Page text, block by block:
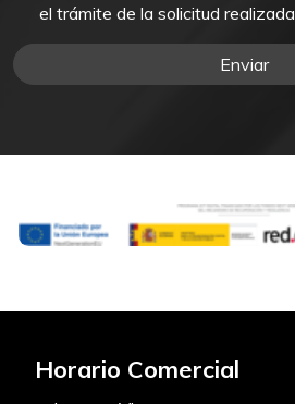
el trámite de la solicitud realizada.
Enviar
Horario Comercial